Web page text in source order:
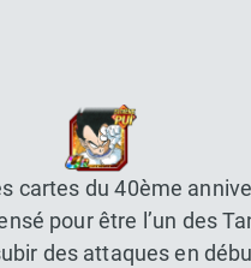
cartes du 40ème
pour être l’un des
des attaques en